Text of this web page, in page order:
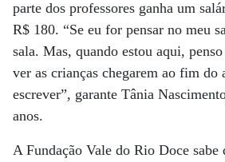
parte dos professores ganha um
R$ 180. “Se eu for pensar no meu
sala. Mas, quando estou aqui,
ver as crianças chegarem ao fim do
escrever”, garante Tânia
anos.
A Fundação Vale do Rio Doce sabe